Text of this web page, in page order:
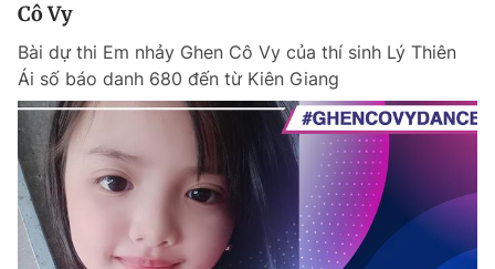
Chuyên mục khác
Chào ngày mới Tin 24h
Tin thị trường Tin 360
Đổi mật khẩu
Tin đã lưu
Tin đã xem
Đăng xuất
Cô Vy
Bài dự thi Em nhảy Ghen Cô Vy của thí sinh Lý Thiên
Ái số báo danh 680 đến từ Kiên Giang